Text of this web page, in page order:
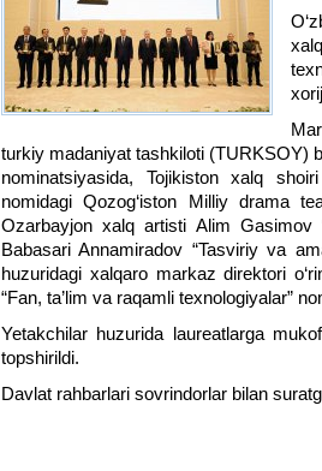
turkiy madaniyat tashkiloti (TURKSOY)
nominatsiyasida, Tojikiston xalq
nomidagi Qozog‘iston Milliy drama
Ozarbayjon xalq artisti Alim Gasimov
Babasari Annamiradov “Tasviriy va
huzuridagi xalqaro markaz direktori
“Fan, ta’lim va raqamli texnologiyalar”
Yetakchilar huzurida laureatlarga
topshirildi.
Davlat rahbarlari sovrindorlar bilan